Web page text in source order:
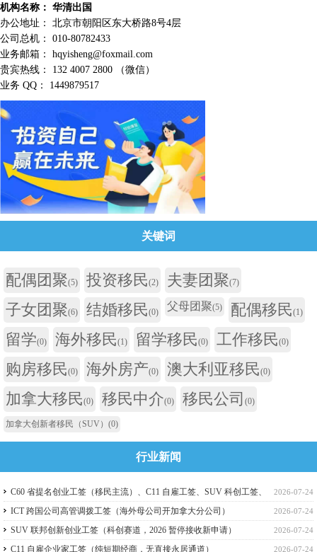
机构名称： 华清出国
办公地址： 北京市朝阳区东大桥路8号4层
公司总机： 010-80782433
业务邮箱： hqyisheng@foxmail.com
贵宾热线： 132 4007 2800 （微信）
业务 QQ： 1449879517
关键词
配偶团聚(5) 投资移民(2) 夫妻团聚(7)
子女团聚(6) 结婚移民(0) 父母团聚(5) 配偶移民(1)
留学(0) 海外移民(1) 留学移民(0) 工作移民(0)
购房移民(0) 海外房产(0) 澳大利亚移民(0)
加拿大移民(0) 移民中介(0) 移民公司 (0)
加拿大创新者移民（SUV） (0)
行业新闻
2026-07-24
C60 省提名创业工签（移民主流）、C11 自雇工签、SUV 科创工签、
ICT 跨国高管工签比较
2026-07-24
ICT 跨国公司高管调拨工签（海外母公司开加拿大分公司）
2026-07-24
SUV 联邦创新创业工签（科创赛道，2026 暂停接收新申请）
2026-07-24
C11 自雇企业家工签（纯短期经商，无直接永居通道）